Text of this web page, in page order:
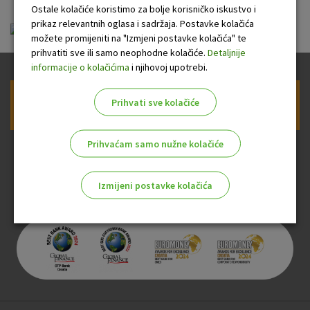
ou-visa-gold_20131021.pdf
Prijava na newsletter OTP banke
Ostale kolačiće koristimo za bolje korisničko iskustvo i
prikaz relevantnih oglasa i sadržaja. Postavke kolačića
možete promijeniti na "Izmjeni postavke kolačića" te
prihvatiti sve ili samo neophodne kolačiće. Detaljnije
informacije o kolačićima i njihovoj upotrebi.
Prihvati sve kolačiće
Prihvaćam samo nužne kolačiće
Izmijeni postavke kolačića